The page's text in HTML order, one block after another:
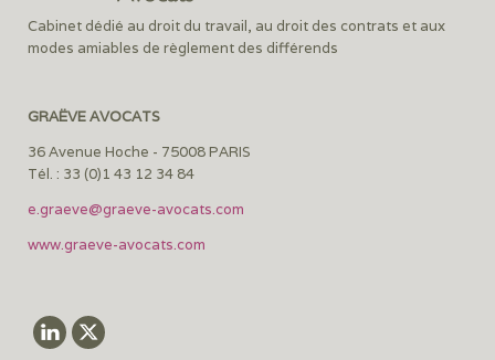
Cabinet dédié au droit du travail, au droit des contrats et aux
modes amiables de règlement des différends
GRAËVE AVOCATS
36 Avenue Hoche - 75008 PARIS
Tél. : 33 (0)1 43 12 34 84
e.graeve@graeve-avocats.com
www.graeve-avocats.com